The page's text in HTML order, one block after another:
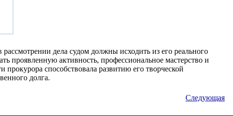
дела судом должны исходить из его реального
проявленную активность, профессиональное мастерство и
прокурора способствовала развитию его творческой
долга.
Следующая